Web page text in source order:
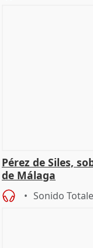
Pérez de Siles,
de Málaga
Sonido